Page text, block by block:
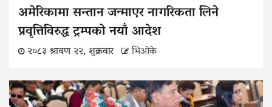
अमेरिकामा सन्तान जन्माएर नागरिकता लिने
प्रवृत्तिविरुद्ध ट्रम्पको नयाँ आदेश
२०८३ श्रावण २२, शुक्रवार भिओके